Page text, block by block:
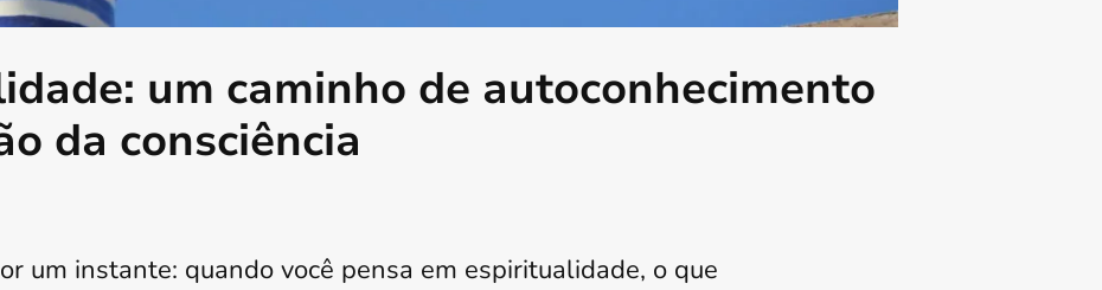
um caminho de autoconhecimento
da consciência
um instante: quando você pensa em espiritualidade, o que